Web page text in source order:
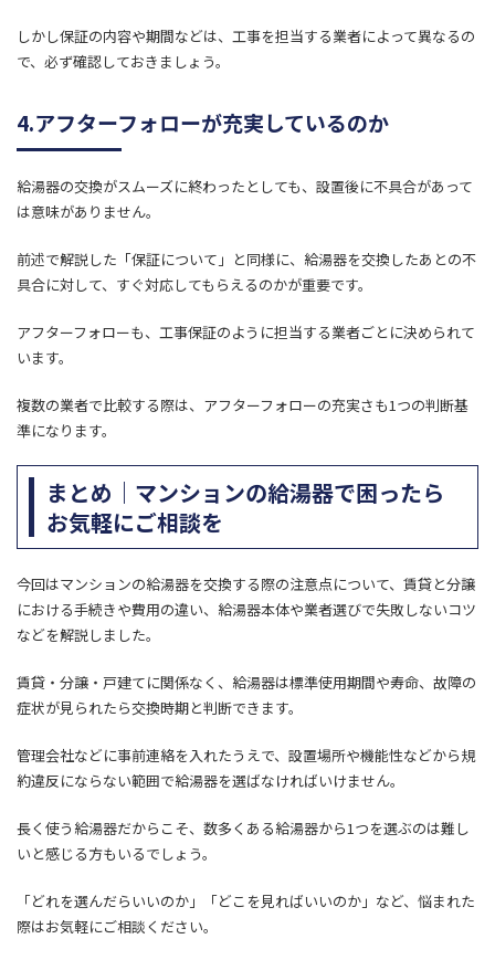
しかし保証の内容や期間などは、工事を担当する業者によって異なるの
で、必ず確認しておきましょう。
4.アフターフォローが充実しているのか
給湯器の交換がスムーズに終わったとしても、設置後に不具合があって
は意味がありません。
前述で解説した「保証について」と同様に、給湯器を交換したあとの不
具合に対して、すぐ対応してもらえるのかが重要です。
アフターフォローも、工事保証のように担当する業者ごとに決められて
います。
複数の業者で比較する際は、アフターフォローの充実さも1つの判断基
準になります。
まとめ｜マンションの給湯器で困ったら
お気軽にご相談を
今回はマンションの給湯器を交換する際の注意点について、賃貸と分譲
における手続きや費用の違い、給湯器本体や業者選びで失敗しないコツ
などを解説しました。
賃貸・分譲・戸建てに関係なく、給湯器は標準使用期間や寿命、故障の
症状が見られたら交換時期と判断できます。
管理会社などに事前連絡を入れたうえで、設置場所や機能性などから規
約違反にならない範囲で給湯器を選ばなければいけません。
長く使う給湯器だからこそ、数多くある給湯器から1つを選ぶのは難し
いと感じる方もいるでしょう。
「どれを選んだらいいのか」「どこを見ればいいのか」など、悩まれた
際はお気軽にご相談ください。